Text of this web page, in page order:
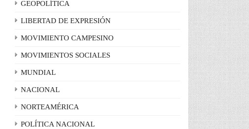
GEOPOLÍTICA
LIBERTAD DE EXPRESIÓN
MOVIMIENTO CAMPESINO
MOVIMIENTOS SOCIALES
MUNDIAL
NACIONAL
NORTEAMÉRICA
POLÍTICA NACIONAL